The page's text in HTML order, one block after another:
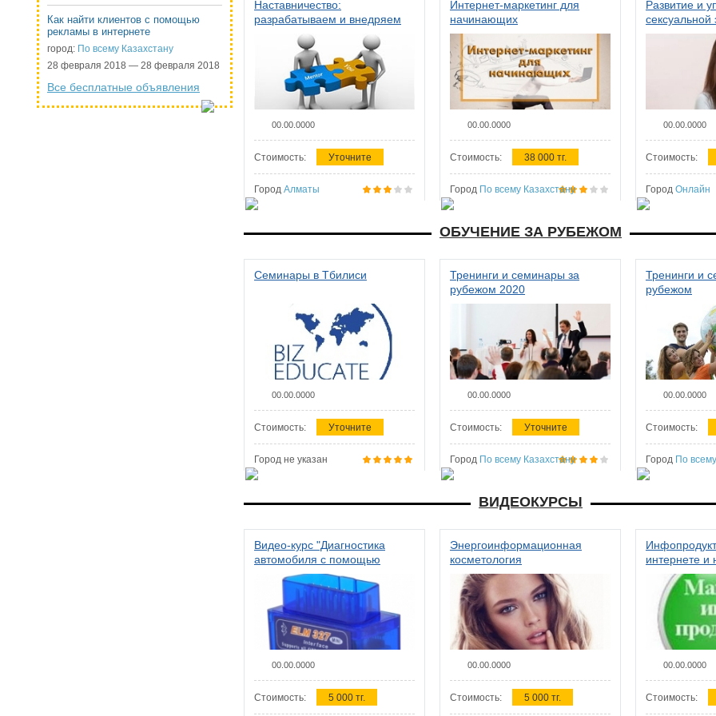
Как найти клиентов с помощью
рекламы в интернете
город: По всему Казахстану
28 февраля 2018 — 28 февраля 2018
Все бесплатные объявления
Наставничество:
разрабатываем и внедряем
систему наставничества в
организации
00.00.0000
Стоимость: Уточните
Город Алматы
Интернет-маркетинг для
начинающих
00.00.0000
Стоимость: 38 000 тг.
Город По всему Казахстану
Развитие и
сексуальной
женщин
00.00.0000
Стоимость:
Город Онлайн
ОБУЧЕНИЕ ЗА РУБЕЖОМ
Семинары в Тбилиси
00.00.0000
Стоимость: Уточните
Город не указан
Тренинги и семинары за
рубежом 2020
00.00.0000
Стоимость: Уточните
Город По всему Казахстану
Тренинги и
рубежом
00.00.0000
Стоимость:
Город По
ВИДЕОКУРСЫ
Видео-курс "Диагностика
автомобиля с помощью
сканера ELM 327"
00.00.0000
Стоимость: 5 000 тг.
Энергоинформационная
косметология
00.00.0000
Стоимость: 5 000 тг.
интернете и
00.00.0000
Стоимость: